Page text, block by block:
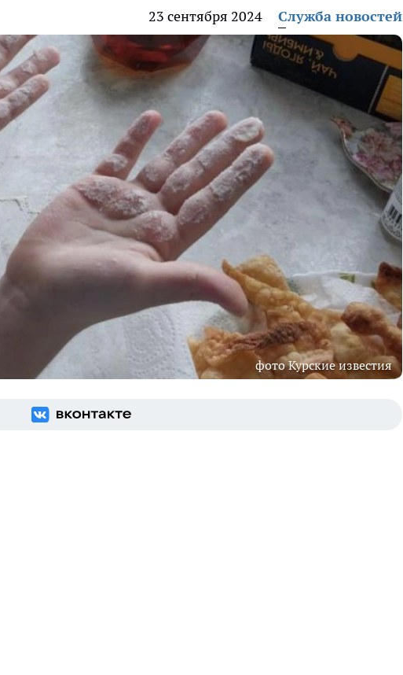
23 сентября 2024 Служба новостей
фото Курские известия